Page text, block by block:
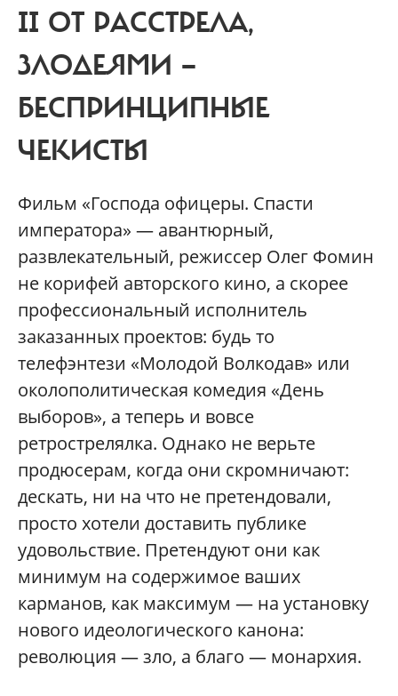
II ОТ РАССТРЕЛА,
ЗЛОДЕЯМИ —
БЕСПРИНЦИПНЫЕ
ЧЕКИСТЫ
Фильм «Господа офицеры. Спасти
императора» — авантюрный,
развлекательный, режиссер Олег Фомин
не корифей авторского кино, а скорее
профессиональный исполнитель
заказанных проектов: будь то
телефэнтези «Молодой Волкодав» или
околополитическая комедия «День
выборов», а теперь и вовсе
ретрострелялка. Однако не верьте
продюсерам, когда они скромничают:
дескать, ни на что не претендовали,
просто хотели доставить публике
удовольствие. Претендуют они как
минимум на содержимое ваших
карманов, как максимум — на установку
нового идеологического канона:
революция — зло, а благо — монархия.